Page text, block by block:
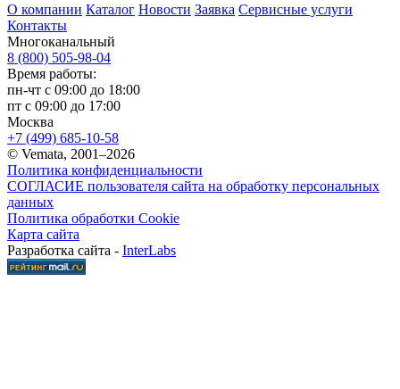
О компании Каталог Новости Заявка Сервисные услуги
Контакты
Многоканальный
8 (800) 505-98-04
Время работы:
пн-чт с 09:00 до 18:00
пт с 09:00 до 17:00
Москва
+7 (499) 685-10-58
© Vemata, 2001–2026
Политика конфиденциальности
СОГЛАСИЕ пользователя сайта на обработку персональных
данных
Политика обработки Cookie
Карта сайта
Разработка сайта - InterLabs